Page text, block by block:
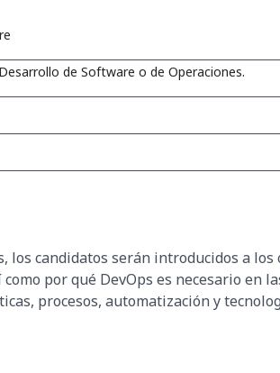
de Software o de Operaciones.
los candidatos serán introducidos a
por qué DevOps es necesario en
procesos, automatización y